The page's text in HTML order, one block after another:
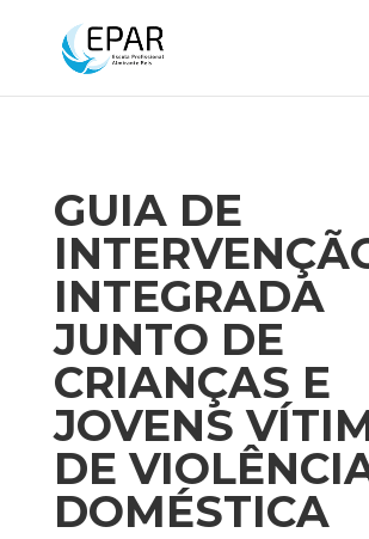
GUIA DE
INTEGRADA
JUNTO DE
CRIANÇAS E
JOVENS
DE
DOMÉSTICA